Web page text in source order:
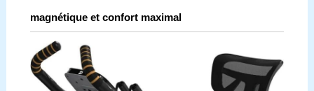
magnétique et confort maximal